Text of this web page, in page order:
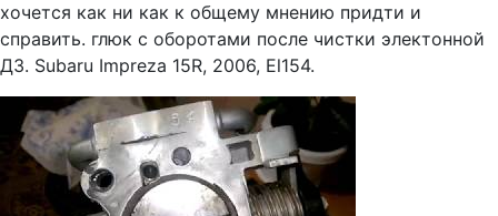
хочется как ни как к общему мнению придти и
справить. глюк с оборотами после чистки электонной
ДЗ. Subaru Impreza 15R, 2006, El154.